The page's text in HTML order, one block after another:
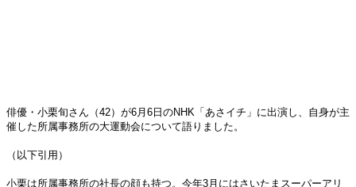
俳優・小栗旬さん（42）が6月6日のNHK「あさイチ」に出演し、自身が主
催した所属事務所の大運動会について語りました。
（以下引用）
小栗は所属事務所の社長の顔も持つ。今年3月にはさいたまスーパーアリ